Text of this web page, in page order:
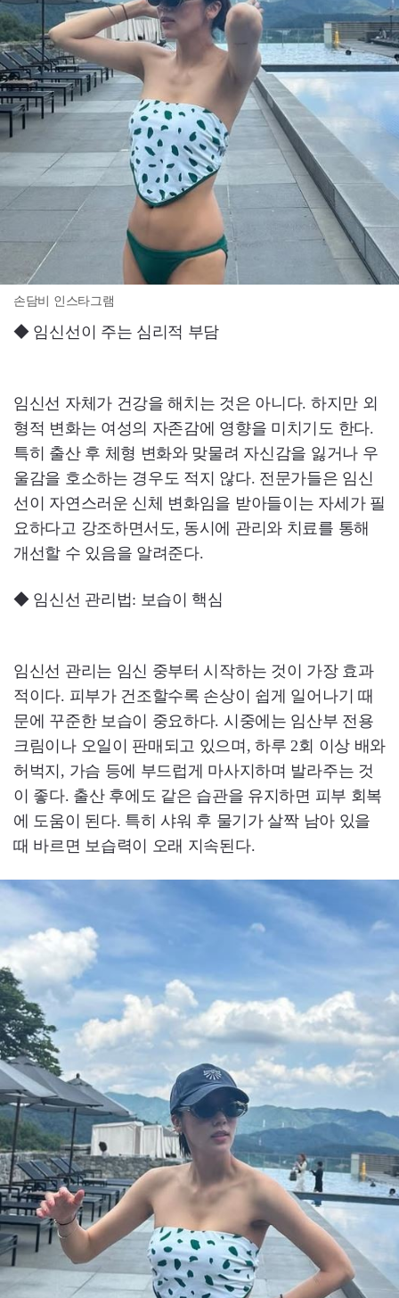
손담비 인스타그램
◆ 임신선이 주는 심리적 부담
임신선 자체가 건강을 해치는 것은 아니다. 하지만 외
형적 변화는 여성의 자존감에 영향을 미치기도 한다.
특히 출산 후 체형 변화와 맞물려 자신감을 잃거나 우
울감을 호소하는 경우도 적지 않다. 전문가들은 임신
선이 자연스러운 신체 변화임을 받아들이는 자세가 필
요하다고 강조하면서도, 동시에 관리와 치료를 통해
개선할 수 있음을 알려준다.
◆ 임신선 관리법: 보습이 핵심
임신선 관리는 임신 중부터 시작하는 것이 가장 효과
적이다. 피부가 건조할수록 손상이 쉽게 일어나기 때
문에 꾸준한 보습이 중요하다. 시중에는 임산부 전용
크림이나 오일이 판매되고 있으며, 하루 2회 이상 배와
허벅지, 가슴 등에 부드럽게 마사지하며 발라주는 것
이 좋다. 출산 후에도 같은 습관을 유지하면 피부 회복
에 도움이 된다. 특히 샤워 후 물기가 살짝 남아 있을
때 바르면 보습력이 오래 지속된다.